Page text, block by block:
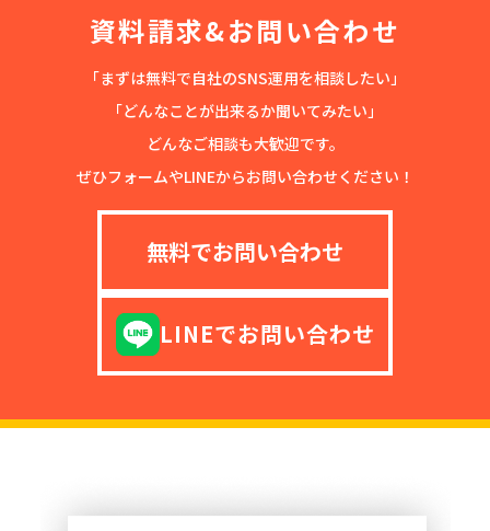
資料請求&お問い合わせ
「まずは無料で自社のSNS運用を相談したい」
「どんなことが出来るか聞いてみたい」
どんなご相談も大歓迎です。
ぜひフォームやLINEからお問い合わせください！
無料でお問い合わせ
LINEでお問い合わせ